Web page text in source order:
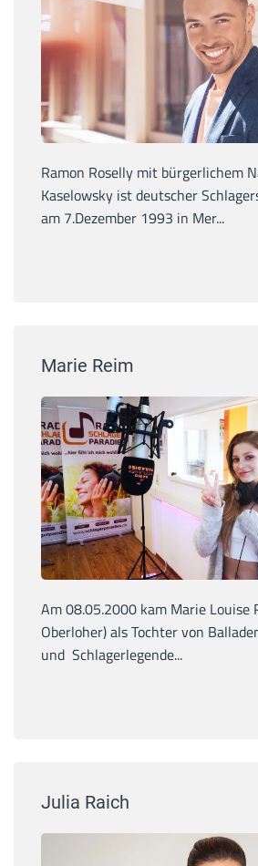
Ramon Roselly mit bürgerlichem
Kaselowsky ist deutscher
am 7.Dezember 1993 in Mer...
Marie Reim
Am 08.05.2000 kam Marie Louise
Oberloher) als Tochter von
und Schlagerlegende...
Julia Raich